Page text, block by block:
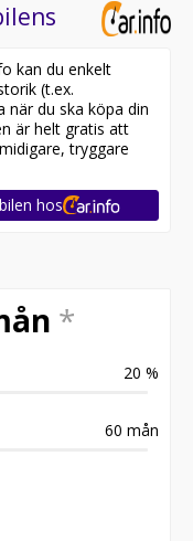
kan du enkelt
(t.ex.
när du ska köpa din
är helt gratis att
tryggare
hos
*
20 %
60 mån